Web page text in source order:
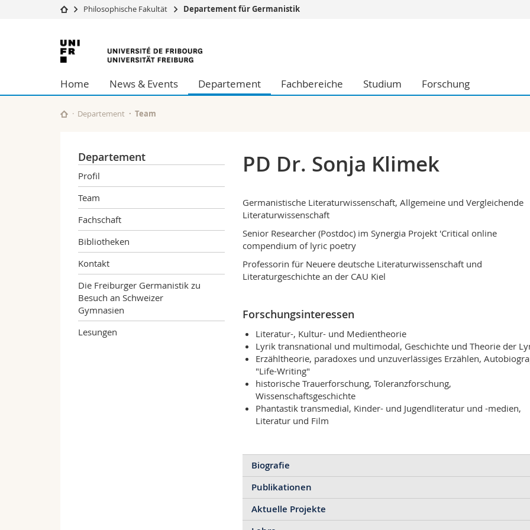
Universität
Studium
Forschung
Universität
Weiterbildung
Wirtschafts- und Sozialwissenschaftliche Fak.
Philosophische Fak.
Medien
Forschende
Philosophische Fakultät Departement für Germanistik
Universität
Freiburg
Home News & Events Departement Fachbereiche Studium Forschung
Departement Team
Departement
Profil
Team
Fachschaft
Bibliotheken
Kontakt
Die Freiburger Germanistik zu
Besuch an Schweizer
Gymnasien
Lesungen
PD Dr. Sonja Klimek
Germanistische Literaturwissenschaft, Allgemeine und Vergleichende
Literaturwissenschaft
Senior Researcher (Postdoc) im Synergia Projekt 'Critical online
compendium of lyric poetry
Professorin für Neuere deutsche Literaturwissenschaft und
Literaturgeschichte an der CAU Kiel
Forschungsinteressen
Literatur-, Kultur- und Medientheorie
Lyrik transnational und multimodal, Geschichte und Theorie der
Erzähltheorie, paradoxes und unzuverlässiges Erzählen,
"Life-Writing"
historische Trauerforschung, Toleranzforschung,
Wissenschaftsgeschichte
Phantastik transmedial, Kinder- und Jugendliteratur und -medien,
Literatur und Film
Biografie
ab 1.9.2020 Professorin für Neuere deutsche
seit April 2020 Postdoc im Synergia Projekt 'Critical online
November 2019: Habilitation, doppelte 'venia legendi' in
Publikationen
Dokument herunterladen
Aktuelle Projekte